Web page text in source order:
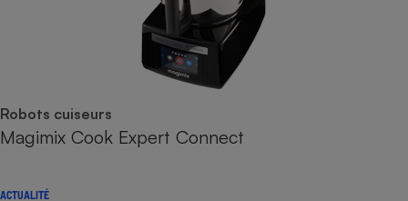
Robots cuiseurs
Magimix Cook Expert Connect
ACTUALITÉ